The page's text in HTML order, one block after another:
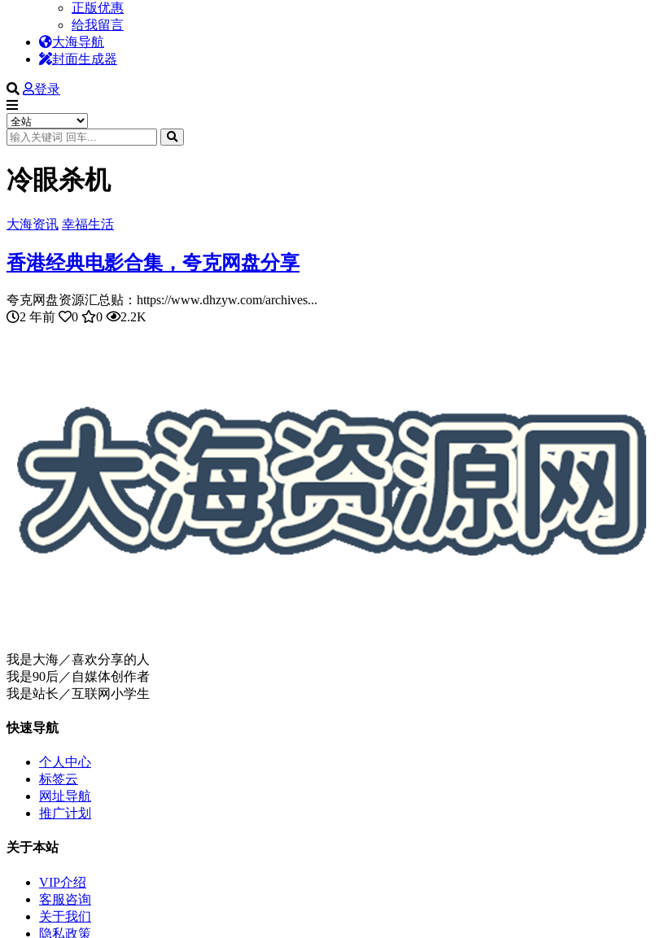
正版优惠
给我留言
大海导航
封面生成器
登录
冷眼杀机
大海资讯 幸福生活
香港经典电影合集，夸克网盘分享
夸克网盘资源汇总贴：https://www.dhzyw.com/archives...
2 年前
0 0 2.2K
我是大海／喜欢分享的人
我是90后／自媒体创作者
我是站长／互联网小学生
快速导航
个人中心
标签云
网址导航
推广计划
关于本站
VIP介绍
客服咨询
关于我们
隐私政策